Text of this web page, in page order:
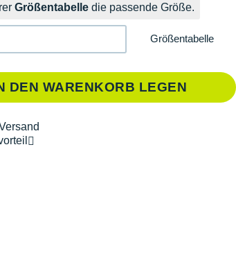
Größentabelle die passende Größe.
Größentabelle
DEN WARENKORB LEGEN